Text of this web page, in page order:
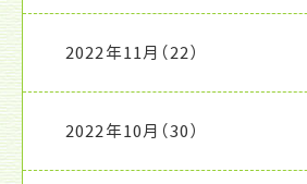
2022年11月 （22）
2022年10月 （30）